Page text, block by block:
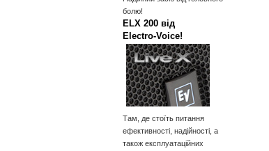
болю!
ELX 200 від
Electro‑Voice!
Там, де стоїть питання
ефективності, надійності, а
також експлуатаційних